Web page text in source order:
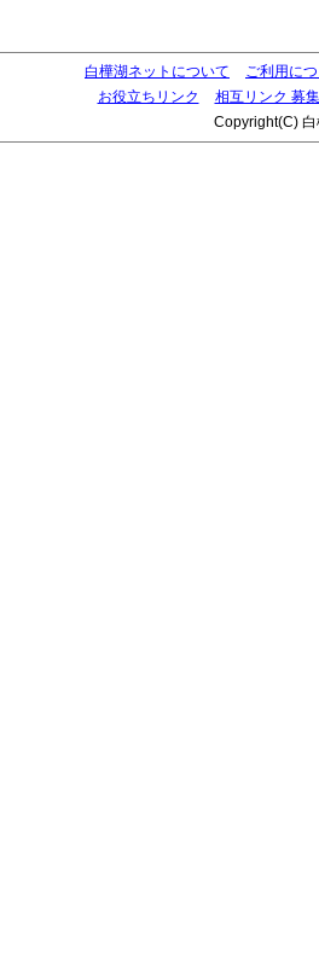
白樺湖ネットについて
ご利用に
お役立ちリンク
相互リンク 募
Copyright(C)